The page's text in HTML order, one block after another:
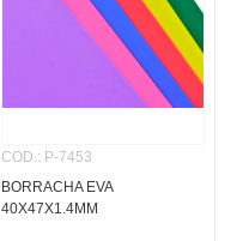
COD.: P-7453
BORRACHA EVA
40X47X1.4MM